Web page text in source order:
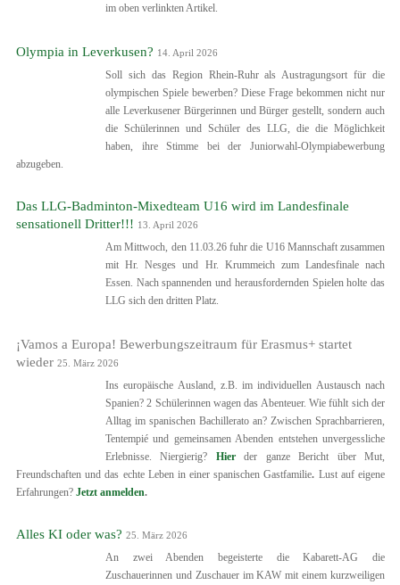
im oben verlinkten Artikel.
Olympia in Leverkusen? 14. April 2026
Soll sich das Region Rhein-Ruhr als Austragungsort für die
olympischen Spiele bewerben? Diese Frage bekommen nicht nur
alle Leverkusener Bürgerinnen und Bürger gestellt, sondern auch
die Schülerinnen und Schüler des LLG, die die Möglichkeit
haben, ihre Stimme bei der Juniorwahl-Olympiabewerbung
abzugeben.
Das LLG-Badminton-Mixedteam U16 wird im Landesfinale
sensationell Dritter!!! 13. April 2026
Am Mittwoch, den 11.03.26 fuhr die U16 Mannschaft zusammen
mit Hr. Nesges und Hr. Krummeich zum Landesfinale nach
Essen. Nach spannenden und herausfordernden Spielen holte das
LLG sich den dritten Platz.
¡Vamos a Europa! Bewerbungszeitraum für Erasmus+ startet
wieder 25. März 2026
Ins europäische Ausland, z.B. im individuellen Austausch nach
Spanien? 2 Schülerinnen wagen das Abenteuer. Wie fühlt sich der
Alltag im spanischen Bachillerato an? Zwischen Sprachbarrieren,
Tentempié und gemeinsamen Abenden entstehen unvergessliche
Erlebnisse. Niergierig? Hierder ganze Bericht über Mut,
Freundschaften und das echte Leben in einer spanischen Gastfamilie. Lust auf eigene
Erfahrungen? Jetzt anmelden.
Alles KI oder was? 25. März 2026
An zwei Abenden begeisterte die Kabarett-AG die
Zuschauerinnen und Zuschauer im KAW mit einem kurzweiligen